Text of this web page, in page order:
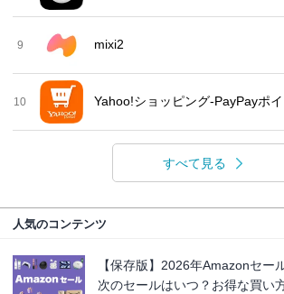
9 mixi2
10 Yahoo!ショッピング-PayPayポ
すべて見る
人気のコンテンツ
【保存版】2026年Amazonセー
次のセールはいつ？お得な買い